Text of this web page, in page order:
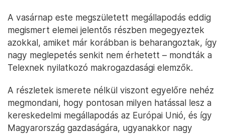
A vasárnap este megszületett megállapodás eddig
megismert elemei jelentős részben megegyeztek
azokkal, amiket már korábban is beharangoztak, így
nagy meglepetés senkit nem érhetett – mondták a
Telexnek nyilatkozó makrogazdasági elemzők.
A részletek ismerete nélkül viszont egyelőre nehéz
megmondani, hogy pontosan milyen hatással lesz a
kereskedelmi megállapodás az Európai Unió, és így
Magyarország gazdaságára, ugyanakkor nagy